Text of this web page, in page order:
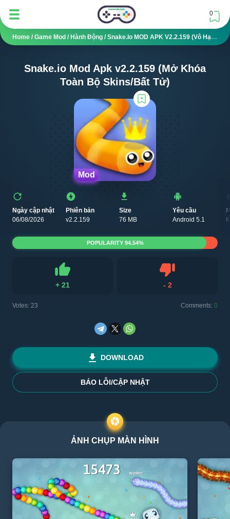
0
Home / Game Mod / Hành Động /Snake.io MOD APK V2.2.159 (Vô Hạn Tiền, Kim Cương)
Snake.io Mod Apk v2.2.159 (Mở Khóa
Toàn Bộ Skins/Bất Tử)
Mod
Ngày cập nhật
06/08/2026
Phiên bản
v2.2.159
Size
76 MB
Yêu cầu
Android 5.1
+ 21
Like
- 2
Votes: 23 Comments: 0
POPULARITY 94.54%
DOWNLOAD
BÁO LỖI/CẬP NHẬT
ẢNH CHỤP MÀN HÌNH